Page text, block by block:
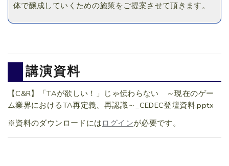
体で醸成していくための施策をご提案させて頂きます。
講演資料
【C&R】「TAが欲しい！」じゃ伝わらない ～現在のゲー
ム業界におけるTA再定義、再認識～_CEDEC登壇資料.pptx
※資料のダウンロードには ログインが必要です。